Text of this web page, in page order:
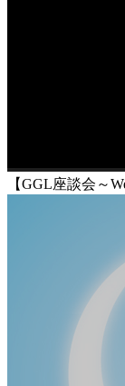
【GGL座談会～